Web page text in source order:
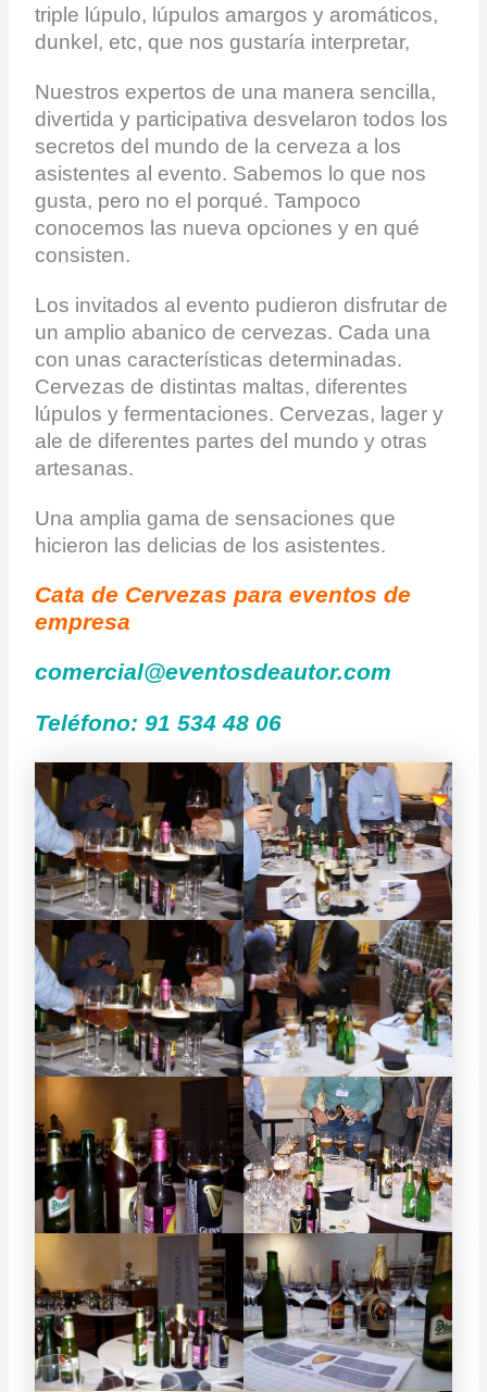
triple lúpulo, lúpulos amargos y aromáticos,
dunkel, etc, que nos gustaría interpretar,
Nuestros expertos de una manera sencilla,
divertida y participativa desvelaron todos los
secretos del mundo de la cerveza a los
asistentes al evento. Sabemos lo que nos
gusta, pero no el porqué. Tampoco
conocemos las nueva opciones y en qué
consisten.
Los invitados al evento pudieron disfrutar de
un amplio abanico de cervezas. Cada una
con unas características determinadas.
Cervezas de distintas maltas, diferentes
lúpulos y fermentaciones. Cervezas, lager y
ale de diferentes partes del mundo y otras
artesanas.
Una amplia gama de sensaciones que
hicieron las delicias de los asistentes.
Cata de Cervezas para eventos de
empresa
comercial@eventosdeautor.com
Teléfono: 91 534 48 06